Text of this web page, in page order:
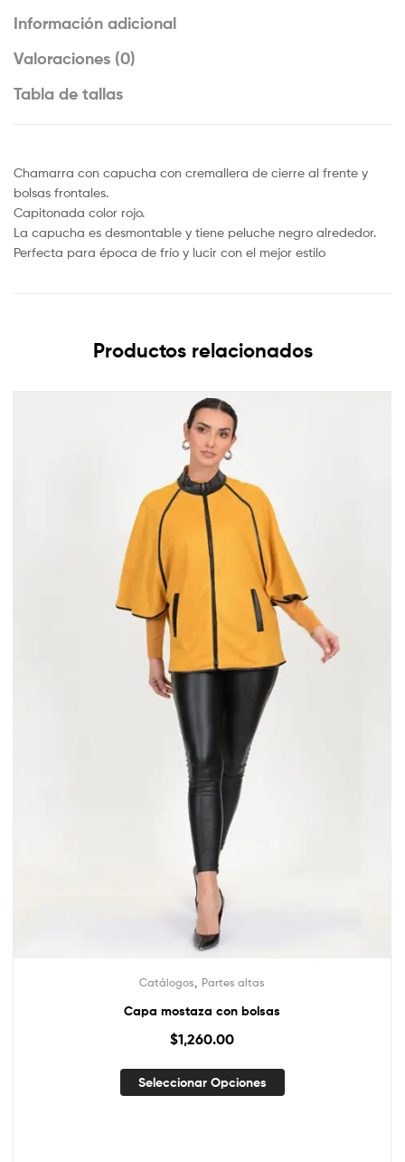
Información adicional
Valoraciones (0)
Tabla de tallas
Chamarra con capucha con cremallera de cierre al frente y
bolsas frontales.
Capitonada color rojo.
La capucha es desmontable y tiene peluche negro alrededor.
Perfecta para época de frío y lucir con el mejor estilo
Productos relacionados
Catálogos Partes altas
Capa mostaza con bolsas
$1,260.00
Seleccionar Opciones